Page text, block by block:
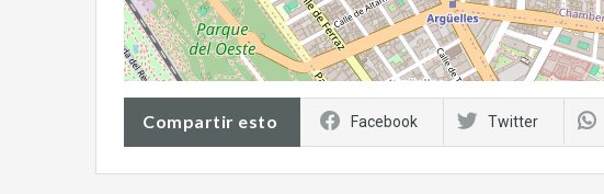
Compartir esto Facebook Twitter